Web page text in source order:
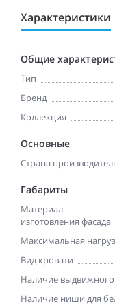
Характеристики
Общие
Тип
Бренд
Коллекция
Основные
Страна
Габариты
Материал
изготовления фасада
Максимальная
Вид кровати
Наличие
Наличие ниши для